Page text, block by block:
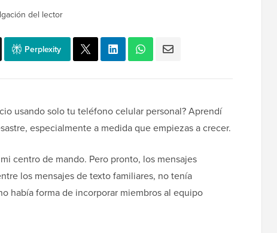
del lector
Perplexity
usando solo tu teléfono celular personal? Aprendí
especialmente a medida que empiezas a crecer.
centro de mando. Pero pronto, los mensajes
los mensajes de texto familiares, no tenía
había forma de incorporar miembros al equipo